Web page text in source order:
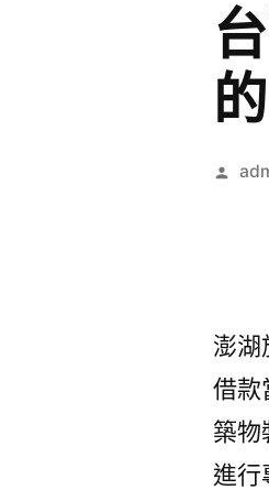
作
澎湖
借款
築物
進行